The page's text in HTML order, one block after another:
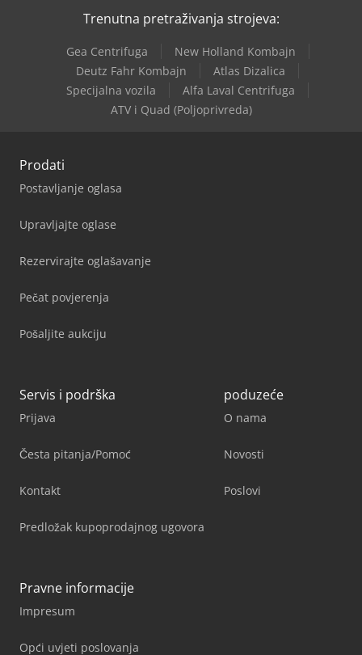
Trenutna pretraživanja strojeva:
Gea Centrifuga
New Holland Kombajn
Deutz Fahr Kombajn
Atlas Dizalica
Specijalna vozila
Alfa Laval Centrifuga
ATV i Quad (Poljoprivreda)
Prodati
Postavljanje oglasa
Upravljajte oglase
Rezervirajte oglašavanje
Pečat povjerenja
Pošaljite aukciju
Servis i podrška
Prijava
Česta pitanja/Pomoć
Kontakt
Predložak kupoprodajnog ugovora
poduzeće
O nama
Novosti
Poslovi
Pravne informacije
Impresum
Opći uvjeti poslovanja